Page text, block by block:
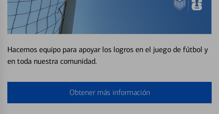
Hacemos equipo para apoyar los logros en el juego de fútbol y
en toda nuestra comunidad.
Obtener más información